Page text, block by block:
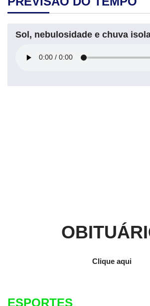
Sol, nebulosidade e chuva
Clique aqui
ESPORTES